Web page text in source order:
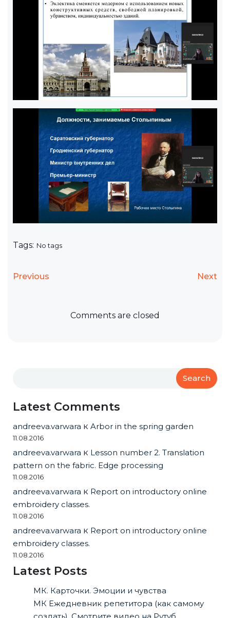
Tags: No tags
Previous Next
Comments are closed
Search
Latest Comments
andreeva.varwara к Arbor in the spring garden
11.08.2016
andreeva.varwara к Lesson number 2. Translation
pattern on the fabric. Edge processing
11.08.2016
andreeva.varwara к Report on introductory online
embroidery classes.
11.08.2016
andreeva.varwara к Report on introductory online
embroidery classes.
11.08.2016
Latest Posts
МК. Карточки. Эмоции и чувства
МК Ежедневник репетитора (как самому